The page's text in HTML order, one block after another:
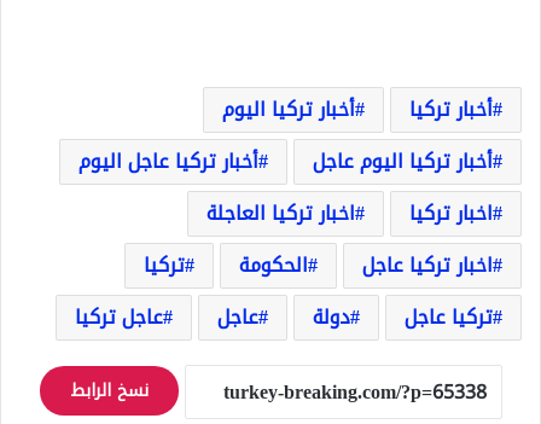
أخبار تركيا
أخبار تركيا اليوم
أخبار تركيا اليوم عاجل
أخبار تركيا عاجل اليوم
اخبار تركيا
اخبار تركيا العاجلة
اخبار تركيا عاجل
الحكومة
تركيا
تركيا عاجل
دولة عاجل عاجل تركيا
نسخ الرابط